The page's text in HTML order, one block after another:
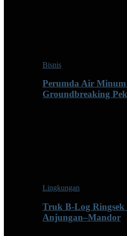
Bisnis
Perumda Air
Groundbreaking
Lingkungan
Truk B-Log
Anjungan–Mandor